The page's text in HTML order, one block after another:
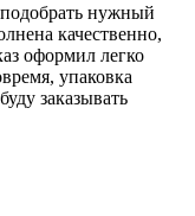
нужный
качественно,
оформил легко
упаковка
заказывать